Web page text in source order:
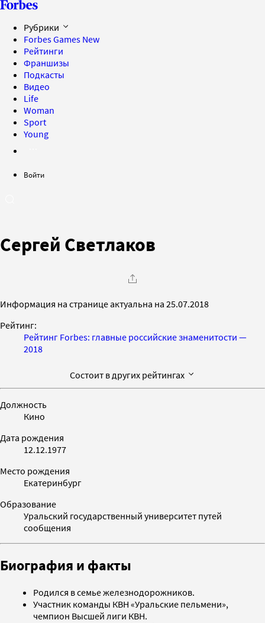
Рубрики
Forbes Games New
Рейтинги
Франшизы
Подкасты
Видео
Life
Woman
Sport
Young
Войти
Сергей Светлаков
Информация на странице актуальна на 25.07.2018
Рейтинг:
Рейтинг Forbes: главные российские знаменитости —
2018
Состоит в других рейтингах
Должность
Кино
Дата рождения
12.12.1977
Место рождения
Екатеринбург
Образование
Уральский государственный университет путей
сообщения
Биография и факты
Родился в семье железнодорожников.
Участник команды КВН «Уральские пельмени»,
чемпион Высшей лиги КВН.